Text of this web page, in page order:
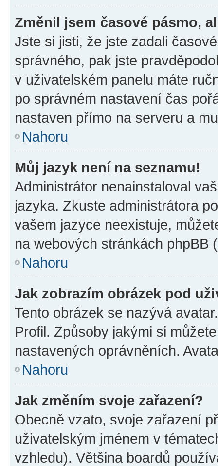
Změnil jsem časové pásmo,
Jste si jisti, že jste zadali
správného, pak jste
v uživatelském panelu máte
po správném nastavení čas
nastaven přímo na serveru a
Nahoru
Můj jazyk není na seznamu!
Administrátor nenainstaloval
jazyka. Zkuste administrátora
vašem jazyce neexistuje,
na webových stránkách phpBB
Nahoru
Jak zobrazím obrázek pod
Tento obrázek se nazývá
Profil. Způsoby jakými si
nastavených oprávněních.
Nahoru
Jak změním svoje zařazení?
Obecně vzato, svoje zařazení
uživatelským jménem v
vzhledu). Většina boardů